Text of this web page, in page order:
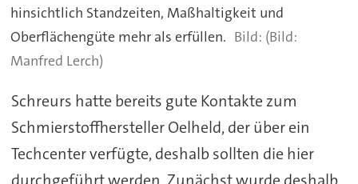
hinsichtlich Standzeiten, Maßhaltigkeit und
Oberflächengüte mehr als erfüllen.
(Bild:
Manfred Lerch)
Schreurs hatte bereits gute Kontakte zum
Schmierstoffhersteller Oelheld, der über ein
Techcenter verfügte, deshalb sollten die hier